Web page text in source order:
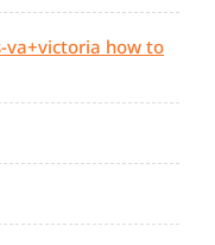
va+victoria how to